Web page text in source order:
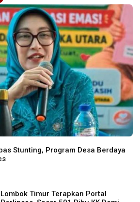
Stunting, Program Desa Berdaya
Lombok Timur Terapkan Portal